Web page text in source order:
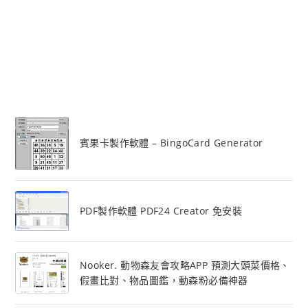
賓果卡製作軟體 – BingoCard Generator
PDF製作軟體 PDF24 Creator 免安裝
Nooker. 動物森友會攻略APP 預測大頭菜價格、
假畫比對、物品圖鑑，動森粉必備神器